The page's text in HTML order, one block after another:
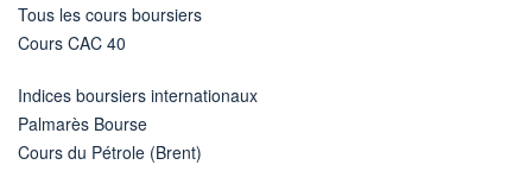
Tous les cours boursiers
Cours CAC 40
Indices boursiers internationaux
Palmarès Bourse
Cours du Pétrole (Brent)